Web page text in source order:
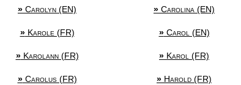
» Carolyn (EN) » Carolina (EN)
»Karole (FR) »Carol (EN)
»Karolann (FR) » Karol (FR)
»Carolus (FR) » Harold (FR)